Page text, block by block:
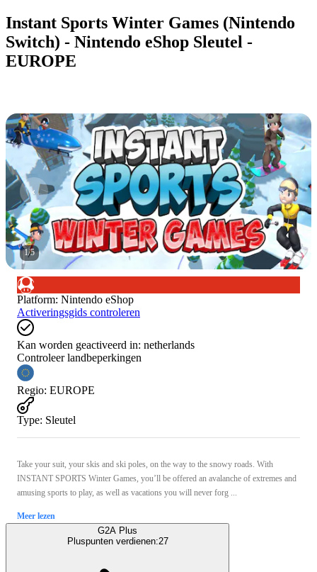
Instant Sports Winter Games (Nintendo
Switch) - Nintendo eShop Sleutel -
EUROPE
1/5
Platform: Nintendo eShop
Activeringsgids controleren
Kan worden geactiveerd in: netherlands
Controleer landbeperkingen
Regio: EUROPE
Type: Sleutel
Take your suit, your skis and ski poles, on the way to the snowy roads. With
INSTANT SPORTS Winter Games, you’ll be offered an avalanche of extremes and
amusing sports to play, as well as vacations you will never forg ...
Meer lezen
G2A Plus
Pluspunten verdienen:27